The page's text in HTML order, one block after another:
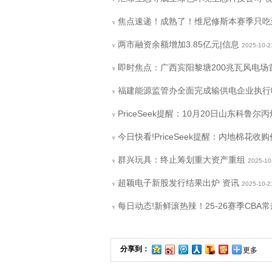
v 焦点速递！成熟了！维尼修斯本赛季只
v 两市融资余额增加3.85亿元|信息 2025-10-
v 即时焦点：广西宾阳黎塘200兆瓦风电场
v 福建能源监管办全面完成输供电企业执
v PriceSeek提醒：10月20日山东科鲁尔
v 今日快看!PriceSeek提醒：内地棉花收购
v 群兴玩具：终止筹划重大资产重组 2025-
v 超颖电子新股发行结果出炉 资讯 2025-10-
v 每日动态!新鲜滚热辣！25-26赛季CBA
分享到： 更多